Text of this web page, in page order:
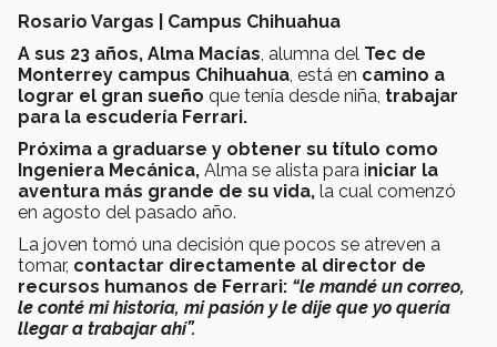
Rosario Vargas
| Campus Chihuahua
A sus 23 años, Alma Macías , alumna del Tec de
Monterrey campus Chihuahua , está en camino a
lograr el gran sueño que tenía desde niña, trabajar
para la escudería Ferrari.
Próxima a graduarse y obtener su título como
Ingeniera Mecánica, Alma se alista para iniciar la
aventura más grande de su vida, la cual comenzó
en agosto del pasado año.
La joven tomó una decisión que pocos se atreven a
tomar, contactar directamente al director de
recursos humanos de Ferrari: “le mandé un correo,
le conté mi historia, mi pasión y le dije que yo quería
llegar a trabajar ahí”.